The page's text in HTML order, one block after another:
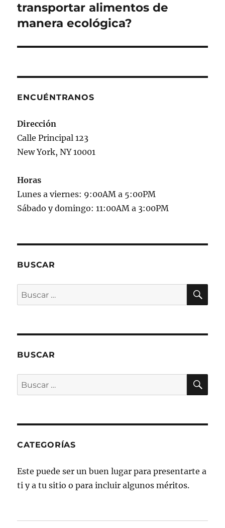
entrada:
transportar alimentos de
manera ecológica?
ENCUÉNTRANOS
Dirección
Calle Principal 123
New York, NY 10001
Horas
Lunes a viernes: 9:00AM a 5:00PM
Sábado y domingo: 11:00AM a 3:00PM
BUSCAR
Buscar
por:
BUSCAR
Buscar
por:
CATEGORÍAS
Este puede ser un buen lugar para presentarte a
ti y a tu sitio o para incluir algunos méritos.